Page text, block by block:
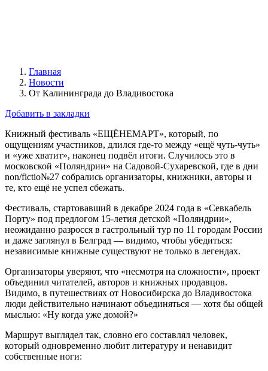
Главная
Новости
От Калининграда до Владивостока
Добавить в закладки
Книжный фестиваль «ЕЩЁНЕМАРТ», который, по
ощущениям участников, длился где-то между «ещё чуть-чуть»
и «уже хватит», наконец подвёл итоги. Случилось это в
московской «Поляндрии» на Садовой-Сухаревской, где в дни
non/fictio№27 собрались организаторы, книжники, авторы и
те, кто ещё не успел сбежать.
Фестиваль, стартовавший в декабре 2024 года в «Севкабель
Порту» под предлогом 15-летия детской «Поляндрии»,
неожиданно разросся в гастрольный тур по 11 городам России
и даже заглянул в Белград — видимо, чтобы убедиться:
независимые книжные существуют не только в легендах.
Организаторы уверяют, что «несмотря на сложности», проект
объединил читателей, авторов и книжных продавцов.
Видимо, в путешествиях от Новосибирска до Владивостока
люди действительно начинают объединяться — хотя бы общей
мыслью: «Ну когда уже домой?»
Маршрут выглядел так, словно его составлял человек,
который одновременно любит литературу и ненавидит
собственные ноги: